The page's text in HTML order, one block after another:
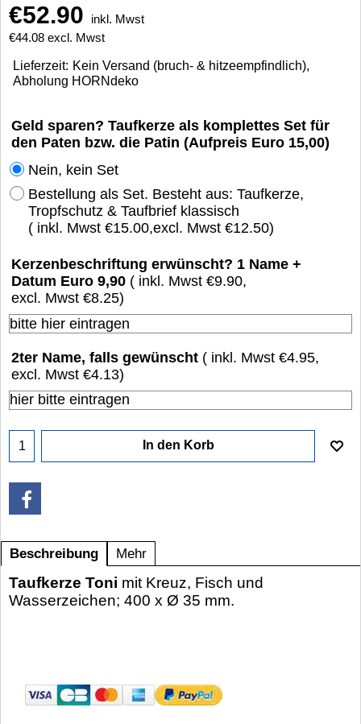
€52.90
inkl. Mwst
€44.08 excl. Mwst
Lieferzeit: Kein Versand (bruch- & hitzeempfindlich),
Abholung HORNdeko
Geld sparen? Taufkerze als komplettes Set für
den Paten bzw. die Patin (Aufpreis Euro 15,00)
Nein, kein Set
Bestellung als Set. Besteht aus: Taufkerze,
Tropfschutz & Taufbrief klassisch
( inkl. Mwst €15.00,excl. Mwst €12.50)
Kerzenbeschriftung erwünscht? 1 Name +
Datum Euro 9,90 ( inkl. Mwst €9.90,
excl. Mwst €8.25)
2ter Name, falls gewünscht ( inkl. Mwst €4.95,
excl. Mwst €4.13)
In den Korb
Beschreibung Mehr
Taufkerze Toni mit Kreuz, Fisch und
Wasserzeichen; 400 x Ø 35 mm.